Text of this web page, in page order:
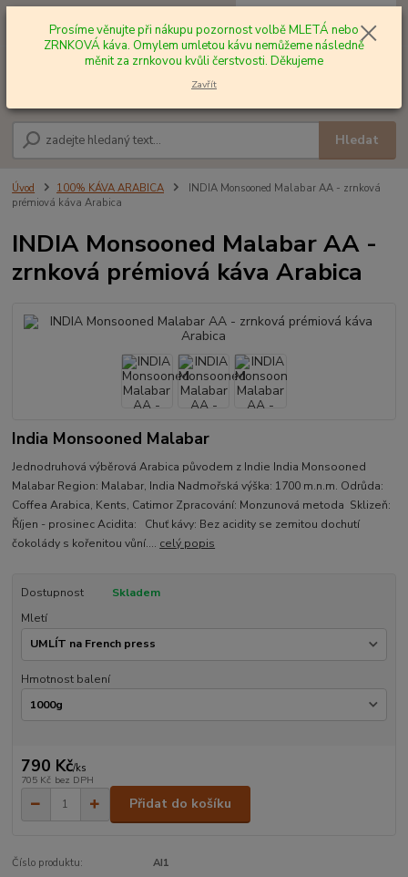
Hledat
+420 602 577 209 za0,00 Kč
Úvod 100% KÁVA ARABICA
INDIA Monsooned Malabar AA - zrnková
prémiová káva Arabica
INDIA Monsooned Malabar AA -
zrnková prémiová káva Arabica
India Monsooned Malabar
Jednodruhová výběrová Arabica původem z Indie India Monsooned
Malabar Region: Malabar, India Nadmořská výška: 1700 m.n.m. Odrůda:
Coffea Arabica, Kents, Catimor Zpracování: Monzunová metoda Sklizeň:
Říjen - prosinec Acidita: Chuť kávy: Bez acidity se zemitou dochutí
čokolády s kořenitou vůní.... celý popis
Dostupnost
Skladem
Mletí
Hmotnost balení
790 Kč/ks
705 Kč bez DPH
Přidat do košíku
Číslo produktu: AI1
Prosíme věnujte při nákupu pozornost volbě MLETÁ nebo
ZRNKOVÁ káva. Omylem umletou kávu nemůžeme následně
měnit za zrnkovou kvůli čerstvosti. Děkujeme
Zavřít